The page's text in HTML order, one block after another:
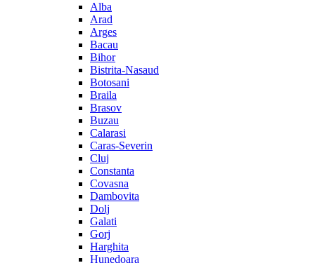
Alba
Arad
Arges
Bacau
Bihor
Bistrita-Nasaud
Botosani
Braila
Brasov
Buzau
Calarasi
Caras-Severin
Cluj
Constanta
Covasna
Dambovita
Dolj
Galati
Gorj
Harghita
Hunedoara